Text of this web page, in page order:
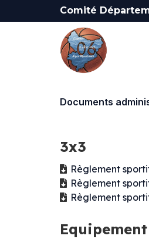
Comité
Documents
3x3
Règlement
Règlement
Règlement
Equipement